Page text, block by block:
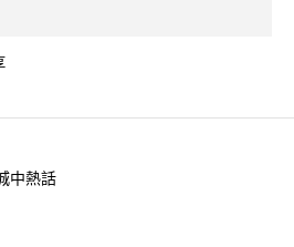
中熱話